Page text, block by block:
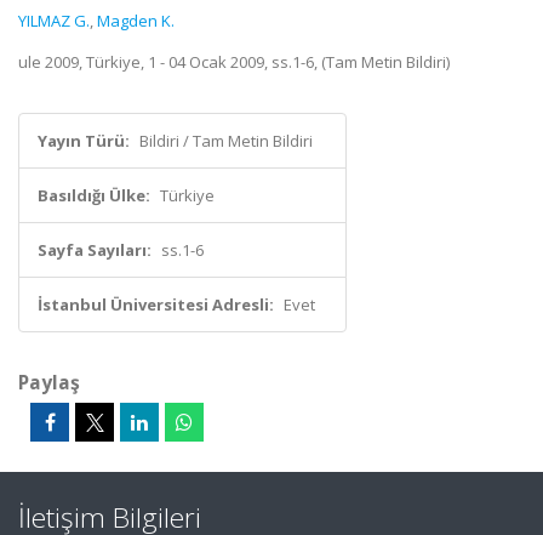
YILMAZ G.,Magden K.
ule 2009, Türkiye, 1 - 04 Ocak 2009, ss.1-6, (Tam Metin Bildiri)
Yayın Türü: Bildiri / Tam Metin Bildiri
Basıldığı Ülke: Türkiye
Sayfa Sayıları: ss.1-6
İstanbul Üniversitesi Adresli: Evet
Paylaş
İletişim Bilgileri